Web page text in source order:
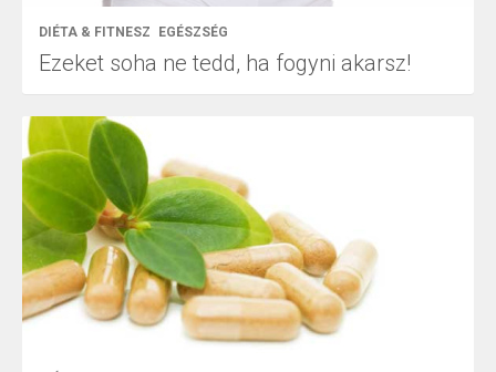
DIÉTA & FITNESZ EGÉSZSÉG
Ezeket soha ne tedd, ha fogyni akarsz!